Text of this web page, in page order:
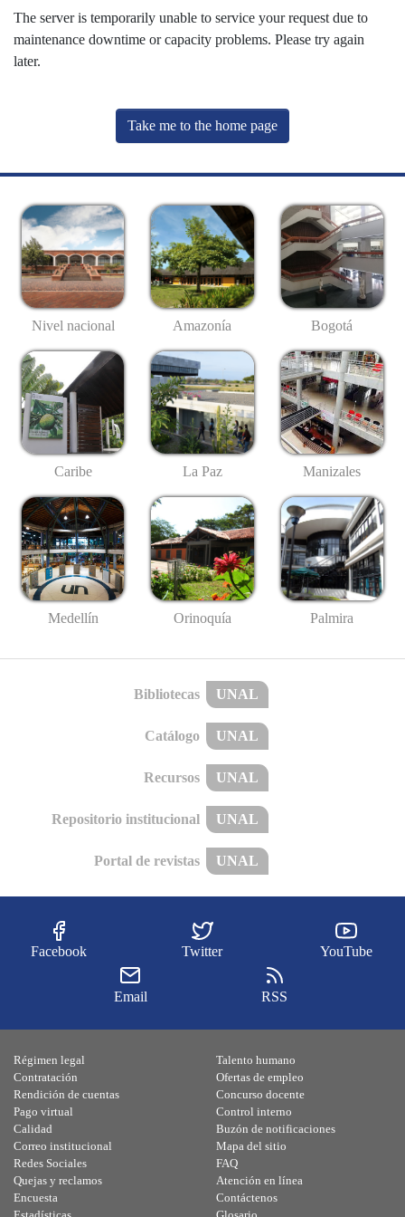
The server is temporarily unable to service your request due to
maintenance downtime or capacity problems. Please try again
later.
Take me to the home page
Nivel nacional Amazonía Bogotá
Caribe La Paz Manizales
Medellín Orinoquía Palmira
Bibliotecas UNAL
Catálogo UNAL
Recursos UNAL
Repositorio institucional UNAL
Portal de revistas UNAL
Facebook Twitter YouTube
Email RSS
Régimen legal
Contratación
Rendición de cuentas
Pago virtual
Calidad
Talento humano
Ofertas de empleo
Concurso docente
Control interno
Buzón de notificaciones
Correo institucional
Redes Sociales
Quejas y reclamos
Encuesta
Mapa del sitio
FAQ
Atención en línea
Contáctenos